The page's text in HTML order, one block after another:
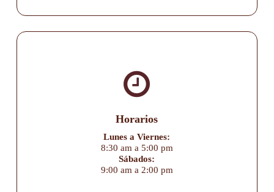
Horarios
Lunes a Viernes:
8:30 am a 5:00 pm
Sábados:
9:00 am a 2:00 pm